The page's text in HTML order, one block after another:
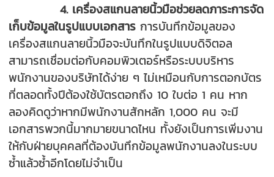
4. เครื่องสแกนลายนิ้วมือช่วยลดภาระการจัด
เก็บข้อมูลในรูปแบบเอกสารการบันทึกข้อมูลของ
เครื่องสแกนลายนิ้วมือจะบันทึกในรูปแบบดิจิตอล
สามารถเชื่อมต่อกับคอมพิวเตอร์หรือระบบบริหาร
พนักงานของบริษัทได้ง่าย ๆ ไม่เหมือนกับการตอกบัตร
ที่ตลอดทั้งปีต้องใช้บัตรตอกถึง 10 ใบต่อ 1 คน หาก
ลองคิดดูว่าหากมีพนักงานสักหลัก 1,000 คน จะมี
เอกสารพวกนี้มากมายขนาดไหน ทั้งยังเป็นการเพิ่มงาน
ให้กับฝ่ายบุคคลที่ต้องบันทึกข้อมูลพนักงานลงในระบบ
ซ้ำแล้วซ้ำอีกโดยไม่จำเป็น